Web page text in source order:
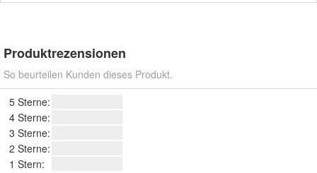
Produktrezensionen
So beurteilen Kunden dieses Produkt.
5 Sterne:
4 Sterne:
3 Sterne:
2 Sterne:
1 Stern: